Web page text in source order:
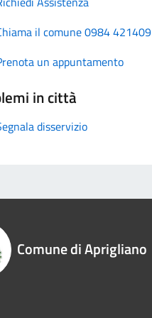
il comune 0984 421409
un appuntamento
in città
disservizio
Comune di Aprigliano